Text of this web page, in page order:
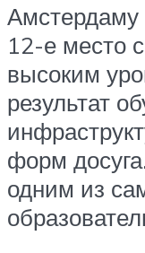
Амстердаму
12-е место
высоким
результат
форм
одним из